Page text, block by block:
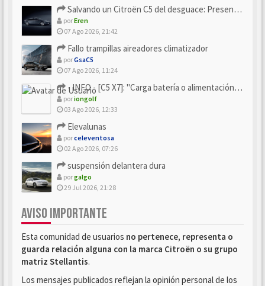
Salvando un Citroën C5 del desguace: Presentación y seguimiento
porEren
07 Ago 2026, 21:42
Fallo trampillas aireadores climatizador
porGsaC5
07 Ago 2026, 11:24
- INFO - [C5 X7]: "Carga batería o alimentación eléctri...
poriongolf
03 Ago 2026, 12:33
Elevalunas
porceleventosa
02 Ago 2026, 07:26
suspensión delantera dura
porgalgo
29 Jul 2026, 21:28
AVISO IMPORTANTE
Esta comunidad de usuarios no pertenece, representa o
guarda relación alguna con la marca Citroën o su grupo
matriz Stellantis.
Los mensajes publicados reflejan la opinión personal de los